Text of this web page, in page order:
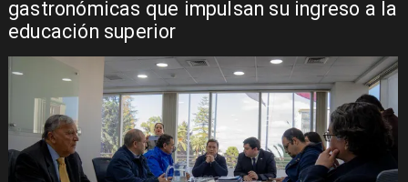
gastronómicas que impulsan su ingreso a la
educación superior